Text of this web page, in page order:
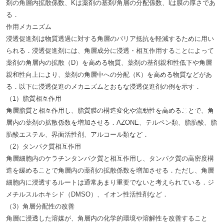
剤の角層内拡散係数、Kは薬剤の基剤/角層の分配係数、lは膜の厚さであ
る．
作用メカニズム
浸透促進剤は物質透過に対する角層のバリア抵抗を軽減するために用い
られる．浸透促進剤には、角層成分に浸透・相互作用することによって
薬剤の角層内の拡散（D）を高める物質、薬剤の基剤親和性低下や角層
親和性向上により、薬剤の角層中への分配（K）を高める物質などがあ
る．以下に浸透促進のメカニズムとおもな浸透促進剤の例を示す．
（1）脂質相互作用
角層脂質と相互作用し、脂質膜の構造変化や流動性を高めることで、角
層内の薬剤の拡散係数を増加させる．AZONE、テルペン類、脂肪酸、脂
肪酸エステル、界面活性剤、アルコール類など．
（2）タンパク質相互作用
角層細胞内のケラチンタンパク質と相互作用し、タンパク質の高密度構
造を緩めることで角層内の薬剤の拡散係数を増加させる．ただし、角層
細胞内に浸透するルートは通常あまり重要でないと考えられている．ジ
メチルスルホキシド（DMSO）、イオン性活性剤など．
（3）角層分配性の改善
角層に浸透した溶媒が、角層内の化学的環境や溶解性を改善すること